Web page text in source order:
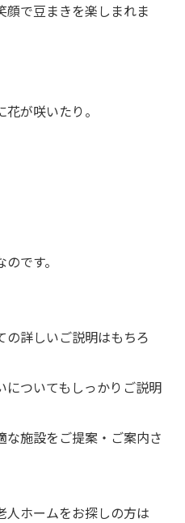
顔で豆まきを楽しまれま
が咲いたり。
です。
の詳しいご説明はもちろ
についてもしっかりご説明
な施設をご提案・ご案内さ
人ホームをお探しの方は